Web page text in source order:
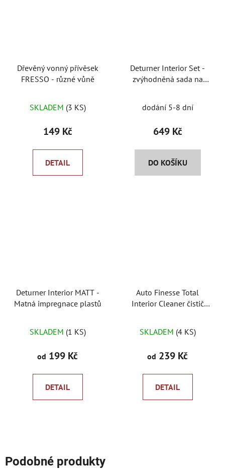
Dřevěný vonný přívěsek
FRESSO - různé vůně
hodnocení
produktu
5,0
z
SKLADEM (3 KS)
149 Kč
DETAIL
Deturner Interior Set -
zvýhodněná sada na
dodání 5-8 dní
649 Kč
DO KOŠÍKU
Deturner Interior MATT -
Matná impregnace plastů
hodnocení
produktu
5,0
z
SKLADEM (1 KS)
od 199 Kč
DETAIL
Auto Finesse Total
Interior Cleaner čistič
SKLADEM (4 KS)
od 239 Kč
DETAIL
Podobné produkty